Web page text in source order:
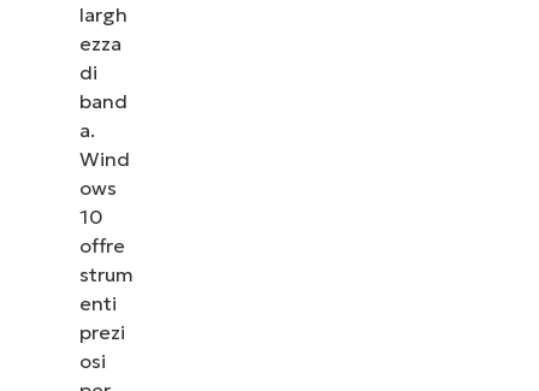
largh
ezza
di
band
a.
Wind
ows
10
offre
strum
enti
prezi
osi